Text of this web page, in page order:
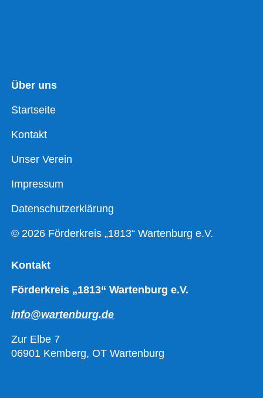
Über uns
Startseite
Kontakt
Unser Verein
Impressum
Datenschutzerklärung
© 2026 Förderkreis „1813“ Wartenburg e.V.
Kontakt
Förderkreis „1813“ Wartenburg e.V.
info@wartenburg.de
Zur Elbe 7
06901 Kemberg, OT Wartenburg